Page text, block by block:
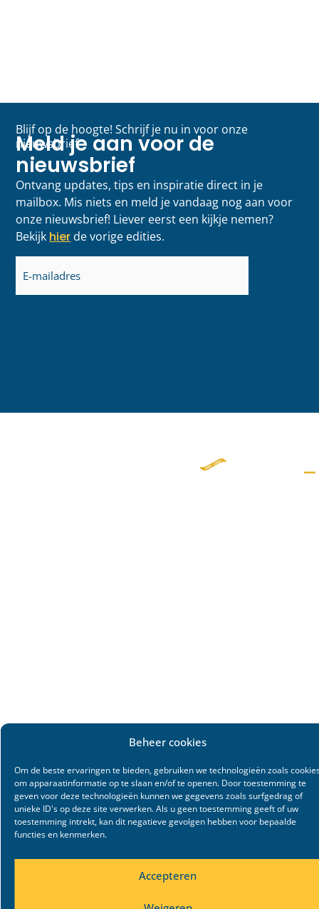
Beheer cookies
Om de beste ervaringen te bieden, gebruiken we technologieën zoals
om apparaatinformatie op te slaan en/of te openen. Door toestemming te
geven voor deze technologieën kunnen we gegevens zoals surfgedrag of
unieke ID's op deze site verwerken. Als u geen toestemming geeft of uw
toestemming intrekt, kan dit negatieve gevolgen hebben voor bepaalde
functies en kenmerken.
Accepteren
Blijf op de hoogte! Schrijf je nu in voor onze
nieuwsbrief
Meld je aan voor de
nieuwsbrief
Ontvang updates, tips en inspiratie direct in je
mailbox. Mis niets en meld je vandaag nog aan voor
onze nieuwsbrief! Liever eerst een kijkje nemen?
Bekijk hier de vorige edities.
E-
mailadres
(Vereist)